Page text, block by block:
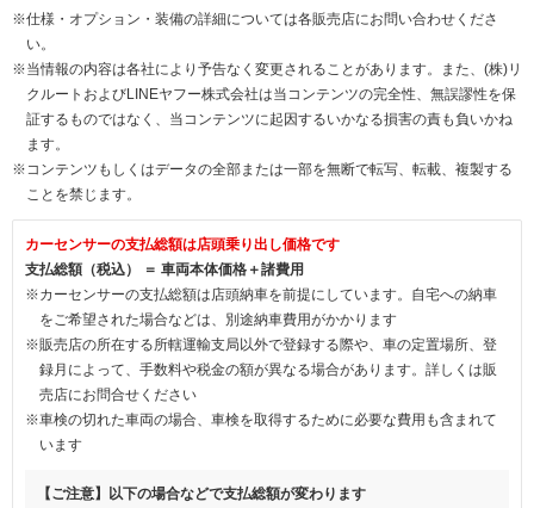
※仕様・オプション・装備の詳細については各販売店にお問い合わせくださ
い。
※当情報の内容は各社により予告なく変更されることがあります。また、(株)リ
クルートおよびLINEヤフー株式会社は当コンテンツの完全性、無誤謬性を保
証するものではなく、当コンテンツに起因するいかなる損害の責も負いかね
ます。
※コンテンツもしくはデータの全部または一部を無断で転写、転載、複製する
ことを禁じます。
カーセンサーの支払総額は店頭乗り出し価格です
支払総額（税込） ＝ 車両本体価格＋諸費用
※カーセンサーの支払総額は店頭納車を前提にしています。自宅への納車
をご希望された場合などは、別途納車費用がかかります
※販売店の所在する所轄運輸支局以外で登録する際や、車の定置場所、登
録月によって、手数料や税金の額が異なる場合があります。詳しくは販
売店にお問合せください
※車検の切れた車両の場合、車検を取得するために必要な費用も含まれて
います
【ご注意】以下の場合などで支払総額が変わります